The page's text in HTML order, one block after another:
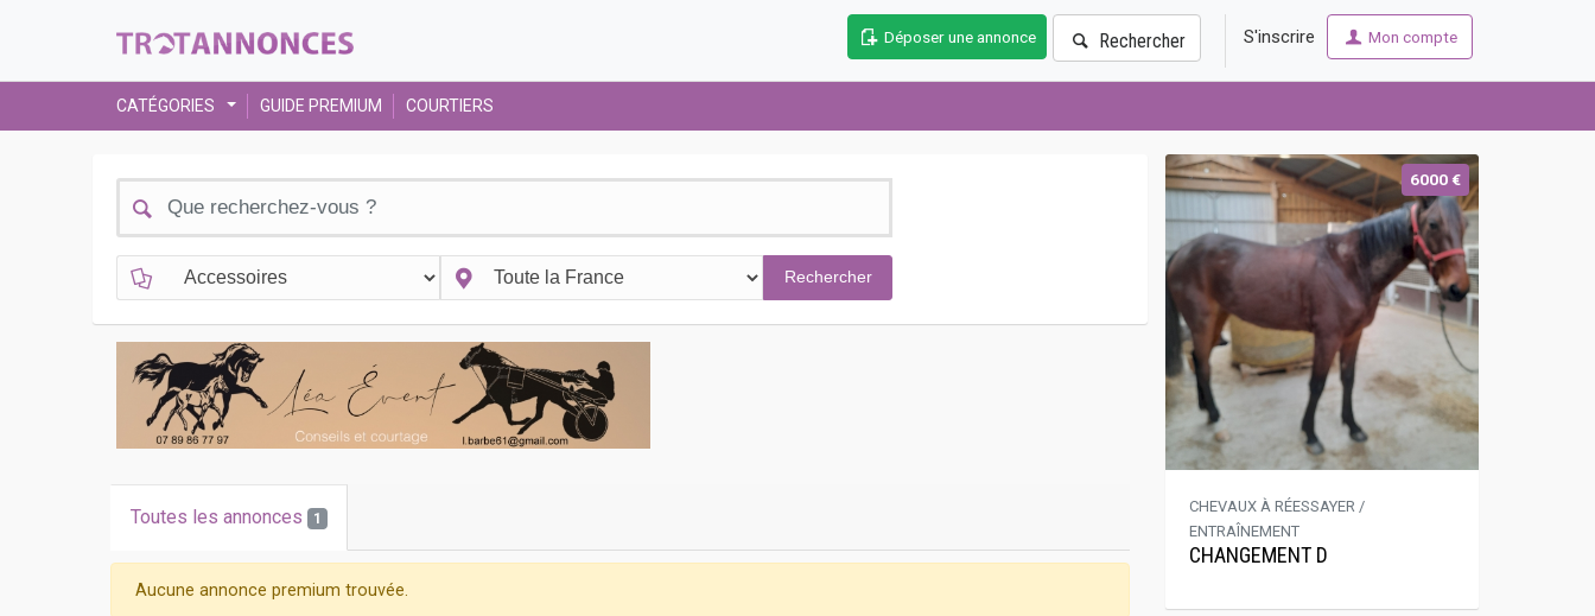
Déposer une annonce Rechercher S'inscrire Mon compte
CATÉGORIES GUIDE PREMIUM COURTIERS
Toutes les annonces 1
Aucune annonce premium trouvée.
6000 €
CHEVAUX À RÉESSAYER /
ENTRAÎNEMENT
CHANGEMENT D